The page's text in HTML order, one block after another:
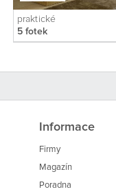
praktické
5 fotek
Informace
Firmy
Magazín
Poradna